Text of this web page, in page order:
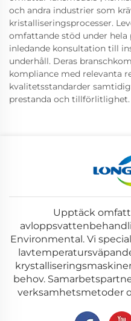
och andra industrier som
kristalliseringsprocesser.
omfattande stöd under hela
inledande konsultation till
underhåll. Deras
kompliance med relevanta
kvalitetsstandarder
prestanda och tillförlitlighet.
Upptäck
Environmental. Vi
behov.
verksamhetsmetoder